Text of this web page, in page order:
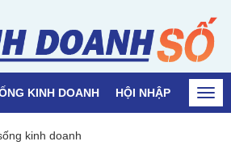
KINH DOANH HỘI NHẬP QUỐC
kinh doanh